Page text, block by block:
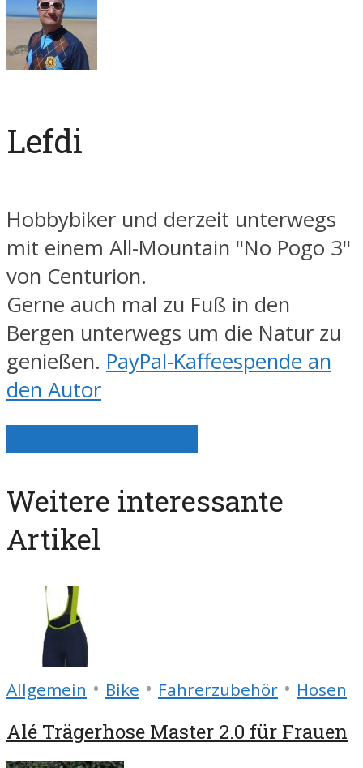
Lefdi
Hobbybiker und derzeit unterwegs
mit einem All-Mountain "No Pogo 3"
von Centurion.
Gerne auch mal zu Fuß in den
Bergen unterwegs um die Natur zu
genießen. PayPal-Kaffeespende an
den Autor
Weitere interessante
Artikel
Allgemein • Bike • Fahrerzubehör • Hosen
Alé Trägerhose Master 2.0 für Frauen